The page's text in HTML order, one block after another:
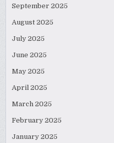
September 2025
August 2025
July 2025
June 2025
May 2025
April 2025
March 2025
February 2025
January 2025